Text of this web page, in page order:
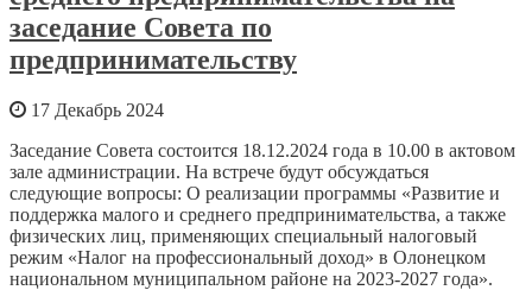
заседание Совета по
предпринимательству
17 Декабрь 2024
Заседание Совета состоится 18.12.2024 года в 10.00 в актовом
зале администрации. На встрече будут обсуждаться
следующие вопросы: О реализации программы «Развитие и
поддержка малого и среднего предпринимательства, а также
физических лиц, применяющих специальный налоговый
режим «Налог на профессиональный доход» в Олонецком
национальном муниципальном районе на 2023-2027 года».